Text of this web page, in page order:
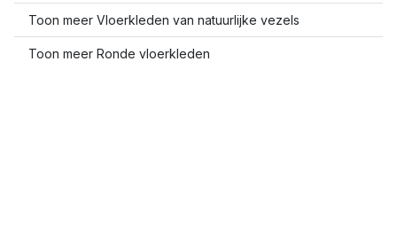
Toon meer Vloerkleden van natuurlijke vezels
Toon meer Ronde vloerkleden